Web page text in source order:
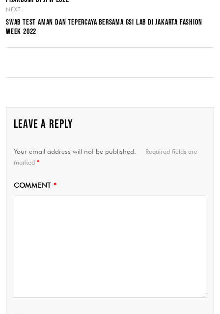
NEXT:
SWAB TEST AMAN DAN TEPERCAYA BERSAMA GSI LAB DI JAKARTA FASHION
WEEK 2022
LEAVE A REPLY
Your email address will not be published.
Required fields are
marked *
COMMENT *